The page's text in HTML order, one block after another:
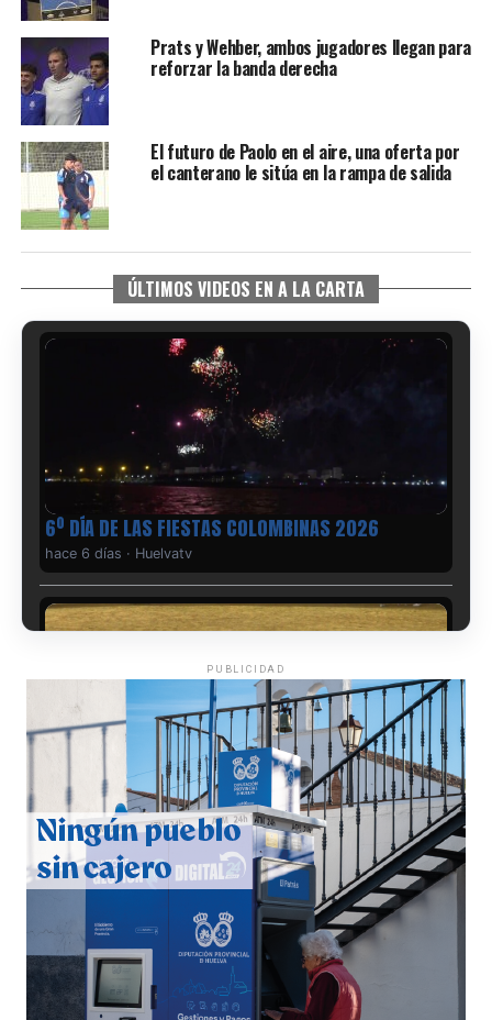
Prats y Wehber, ambos jugadores llegan para
reforzar la banda derecha
El futuro de Paolo en el aire, una oferta por
el canterano le sitúa en la rampa de salida
ÚLTIMOS VIDEOS EN A LA CARTA
6º DÍA DE LAS FIESTAS COLOMBINAS 2026
hace 6 días · Huelvatv
QUINTA CORRIDA DE LAS FIESTAS COLOMBINAS
2026
hace 7 días·Huelvatv
PUBLICIDAD